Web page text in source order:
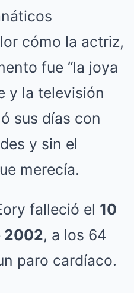
cómo la actriz,
fue “la joya
y la televisión
sus días con
y sin el
merecía.
falleció el 10
2002, a los 64
paro cardíaco.